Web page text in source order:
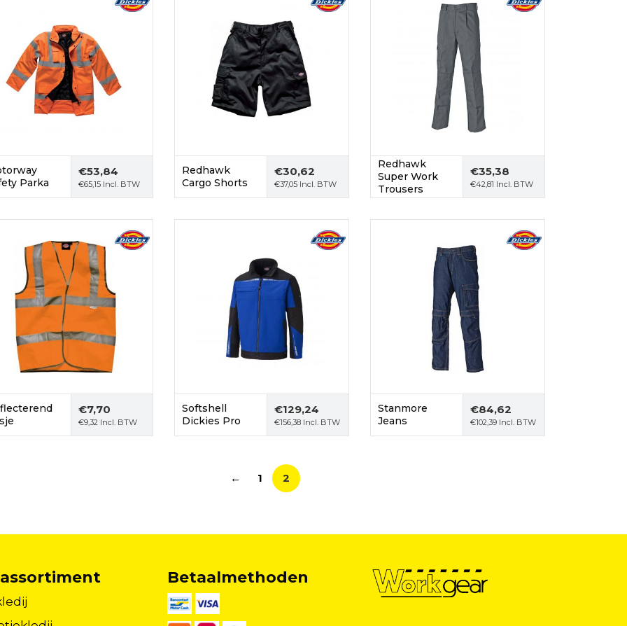
Parka
€53,84
€65,15Incl. BTW
Redhawk
Cargo Shorts
€30,62
€37,05Incl. BTW
Redhawk
Super Work
Trousers
€35,38
€42,81 Incl. BTW
€7,70
€9,32Incl. BTW
Softshell
Dickies Pro
€129,24
€156,38Incl. BTW
Stanmore
Jeans
€84,62
€102,39Incl. BTW
← 1 2
Betaalmethoden